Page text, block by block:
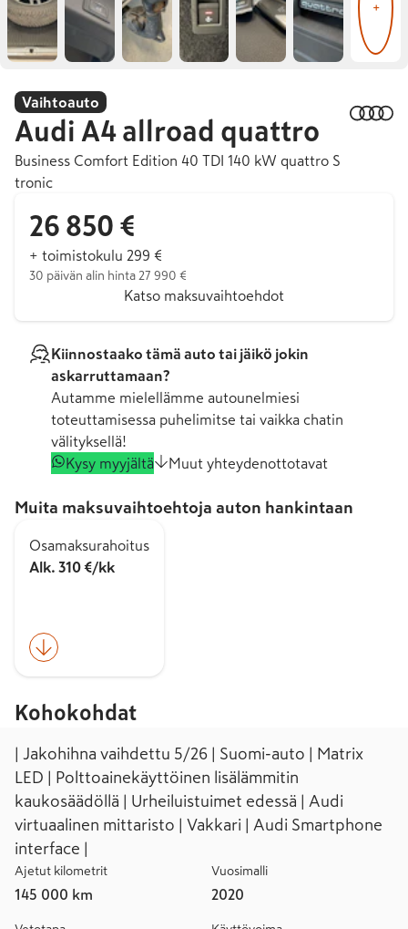
+
Vaihtoauto
Audi A4 allroad quattro
Business Comfort Edition 40 TDI 140 kW quattro S
tronic
26 850 €
+ toimistokulu 299 €
30 päivän alin hinta 27 990 €
Katso maksuvaihtoehdot
Kiinnostaako tämä auto tai jäikö jokin
askarruttamaan?
Autamme mielellämme autounelmiesi
toteuttamisessa puhelimitse tai vaikka chatin
välityksellä!
Kysy myyjältä
Muut yhteydenottotavat
Muita maksuvaihtoehtoja auton hankintaan
Osamaksurahoitus
Alk. 310 €/kk
Kohokohdat
| Jakohihna vaihdettu 5/26 | Suomi-auto | Matrix
LED | Polttoainekäyttöinen lisälämmitin
kaukosäädöllä | Urheiluistuimet edessä | Audi
virtuaalinen mittaristo | Vakkari | Audi Smartphone
interface |
Ajetut kilometrit
145 000 km
Vuosimalli
2020